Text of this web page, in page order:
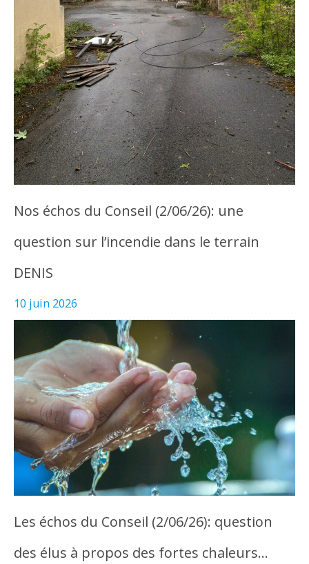
Nos échos du Conseil (2/06/26): une
question sur l’incendie dans le terrain
DENIS
10 juin 2026
Les échos du Conseil (2/06/26): question
des élus à propos des fortes chaleurs…